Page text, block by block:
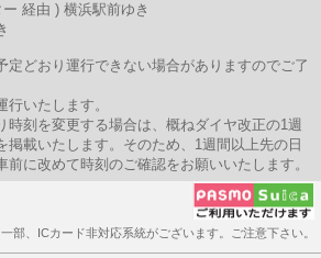
経由 ) 横浜駅前ゆき
どおり運行できない場合がありますのでご了
いたします。
時刻を変更する場合は、概ねダイヤ改正の1週
掲載いたします。そのため、1週間以上先の日
に改めて時刻のご確認をお願いいたします。
部、ICカード非対応系統がございます。ご注意下さい。